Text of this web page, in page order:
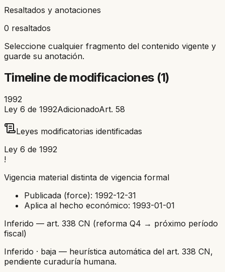
Resaltados y anotaciones
0 resaltados
Seleccione cualquier fragmento del contenido vigente y
guarde su anotación.
Timeline de modificaciones (1)
1992
Ley 6 de 1992AdicionadoArt. 58
Leyes modificatorias identificadas
Ley 6 de 1992
!
Vigencia material distinta de vigencia formal
Publicada (force): 1992-12-31
Aplica al hecho económico: 1993-01-01
Inferido — art. 338 CN (reforma Q4 → próximo período
fiscal)
Inferido · baja — heurística automática del art. 338 CN,
pendiente curaduría humana.